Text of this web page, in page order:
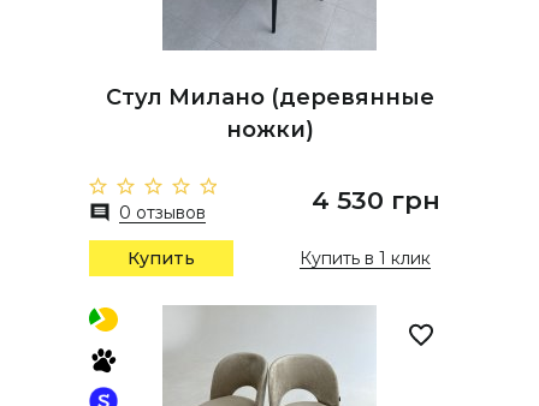
Стул Милано (деревянные
ножки)
0 отзывов 4 530 грн
Купить Купить в 1 клик